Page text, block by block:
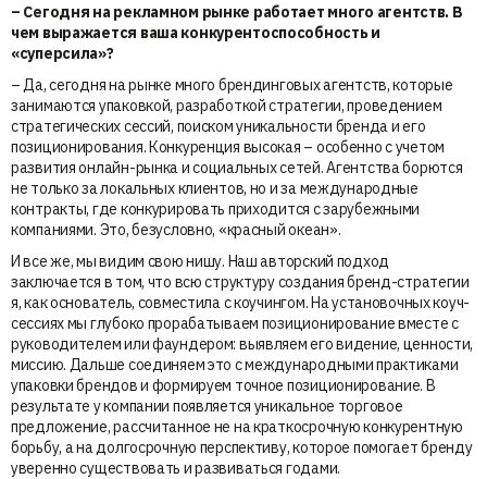
– Сегодня на рекламном рынке работает много агентств. В
чем выражается ваша конкурентоспособность и
«суперсила»?
– Да, сегодня на рынке много брендинговых агентств, которые
занимаются упаковкой, разработкой стратегии, проведением
стратегических сессий, поиском уникальности бренда и его
позиционирования. Конкуренция высокая – особенно с учетом
развития онлайн-рынка и социальных сетей. Агентства борются
не только за локальных клиентов, но и за международные
контракты, где конкурировать приходится с зарубежными
компаниями. Это, безусловно, «красный океан».
И все же, мы видим свою нишу. Наш авторский подход
заключается в том, что всю структуру создания бренд-стратегии
я, как основатель, совместила с коучингом. На установочных коуч-
сессиях мы глубоко прорабатываем позиционирование вместе с
руководителем или фаундером: выявляем его видение, ценности,
миссию. Дальше соединяем это с международными практиками
упаковки брендов и формируем точное позиционирование. В
результате у компании появляется уникальное торговое
предложение, рассчитанное не на краткосрочную конкурентную
борьбу, а на долгосрочную перспективу, которое помогает бренду
уверенно существовать и развиваться годами.